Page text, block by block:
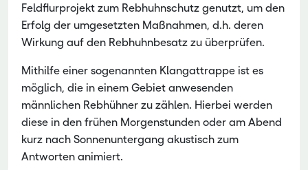
Feldflurprojekt zum Rebhuhnschutz genutzt, um den
Erfolg der umgesetzten Maßnahmen, d.h. deren
Wirkung auf den Rebhuhnbesatz zu überprüfen.
Mithilfe einer sogenannten Klangattrappe ist es
möglich, die in einem Gebiet anwesenden
männlichen Rebhühner zu zählen. Hierbei werden
diese in den frühen Morgenstunden oder am Abend
kurz nach Sonnenuntergang akustisch zum
Antworten animiert.